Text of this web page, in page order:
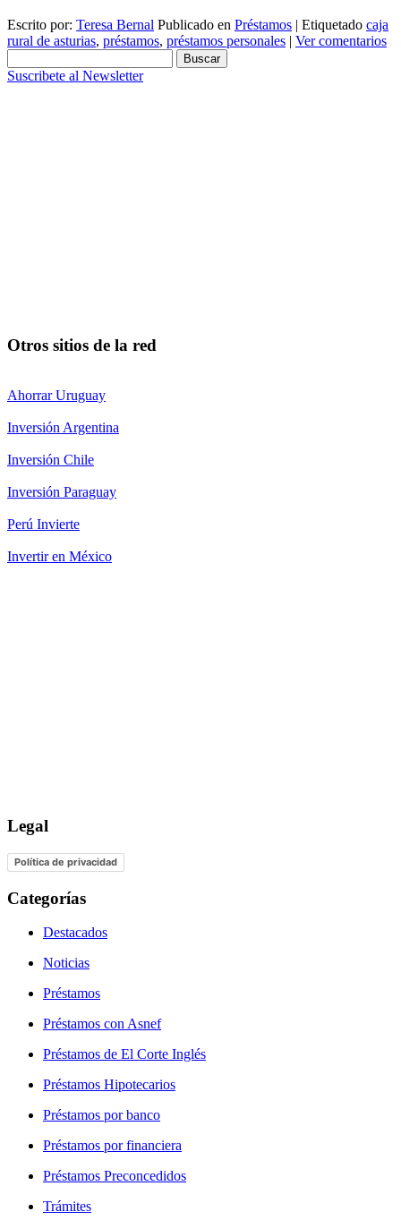
Escrito por: Teresa Bernal Publicado en Préstamos | Etiquetado caja
rural de asturias, préstamos, préstamos personales | Ver comentarios
Suscribete al Newsletter
Otros sitios de la red
Ahorrar Uruguay
Inversión Argentina
Inversión Chile
Inversión Paraguay
Perú Invierte
Invertir en México
Legal
Política de privacidad
Categorías
Destacados
Noticias
Préstamos
Préstamos con Asnef
Préstamos de El Corte Inglés
Préstamos Hipotecarios
Préstamos por banco
Préstamos por financiera
Préstamos Preconcedidos
Trámites